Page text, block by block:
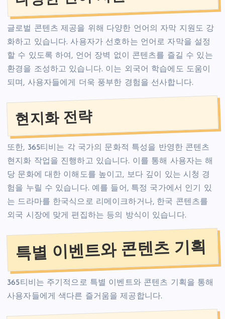
글로벌 콘텐츠 제공을 위해 다양한 언어의 자막 지원도 강
화하고 있습니다. 사용자가 선호하는 언어로 자막을 설정
할 수 있도록 하여, 언어 장벽 없이 콘텐츠를 즐길 수 있는
환경을 조성하고 있습니다. 이는 외국어 학습에도 도움이
되며, 사용자들에게 더욱 풍부한 경험을 선사합니다.
현지화 전략
또한, 365티비는 각 국가의 문화적 특성을 반영한 콘텐츠
현지화 작업을 진행하고 있습니다. 이를 통해 사용자는 해
당 문화에 대한 이해도를 높이고, 보다 깊이 있는 시청 경
험을 누릴 수 있습니다. 예를 들어, 특정 국가에서 인기 있
는 드라마를 한국식으로 리메이크하거나, 한국 콘텐츠를
외국 시장에 맞게 편집하는 등의 방식이 있습니다.
특별 이벤트와 콘텐츠 기획
365티비는 주기적으로 특별 이벤트와 콘텐츠 기획을 통해
사용자들에게 색다른 즐거움을 제공합니다.